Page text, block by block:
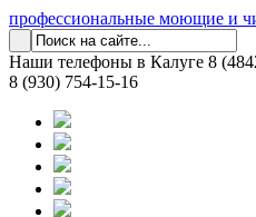
профессиональные моющие и
Наши телефоны в Калуге 8
8 (930) 754-15-16